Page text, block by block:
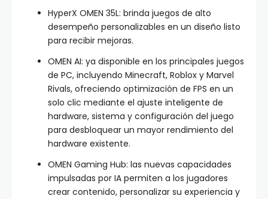
HyperX OMEN 35L: brinda juegos de alto
desempeño personalizables en un diseño listo
para recibir mejoras.
OMEN AI: ya disponible en los principales juegos
de PC, incluyendo Minecraft, Roblox y Marvel
Rivals, ofreciendo optimización de FPS en un
solo clic mediante el ajuste inteligente de
hardware, sistema y configuración del juego
para desbloquear un mayor rendimiento del
hardware existente.
OMEN Gaming Hub: las nuevas capacidades
impulsadas por IA permiten a los jugadores
crear contenido, personalizar su experiencia y